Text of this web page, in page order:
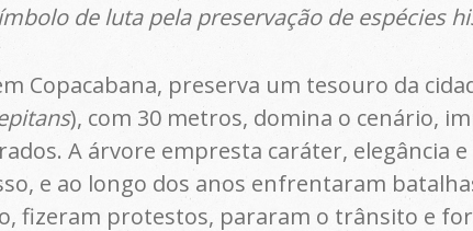
de luta pela preservação de espécies
Copacabana, preserva um tesouro da
), com 30 metros, domina o cenário,
A árvore empresta caráter, elegância
e ao longo dos anos enfrentaram
fizeram protestos, pararam o trânsito e